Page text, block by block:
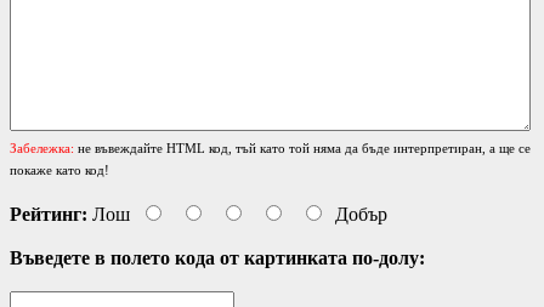
Забележка: не въвеждайте HTML код, тъй като той няма да бъде интерпретиран, а ще се
покаже като код!
Рейтинг: Лош Добър
Въведете в полето кода от картинката по-долу: